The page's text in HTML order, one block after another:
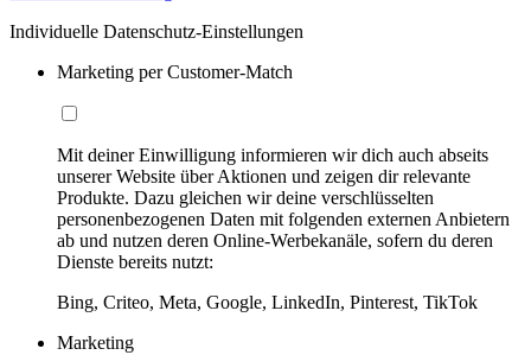
Individuelle Datenschutz-Einstellungen
Marketing per Customer-Match
Mit deiner Einwilligung informieren wir dich auch abseits
unserer Website über Aktionen und zeigen dir relevante
Produkte. Dazu gleichen wir deine verschlüsselten
personenbezogenen Daten mit folgenden externen Anbietern
ab und nutzen deren Online-Werbekanäle, sofern du deren
Dienste bereits nutzt:
Bing, Criteo, Meta, Google, LinkedIn, Pinterest, TikTok
Marketing